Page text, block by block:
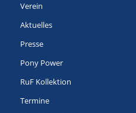
Verein
Aktuelles
Presse
Pony Power
RuF Kollektion
Termine